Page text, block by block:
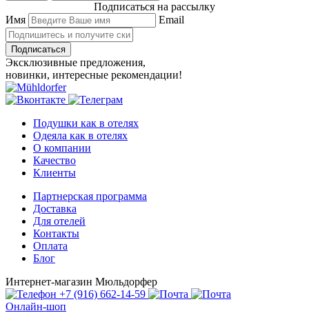
Подписаться на рассылку
Имя
Email
Подписаться
Эксклюзивные предложения,
новинки, интересные рекомендации!
Подушки как в отелях
Одеяла как в отелях
О компании
Качество
Клиенты
Партнерская программа
Доставка
Для отелей
Контакты
Оплата
Блог
Интернет-магазин Мюльдорфер
+7 (916) 662-14-59
Онлайн-шоп